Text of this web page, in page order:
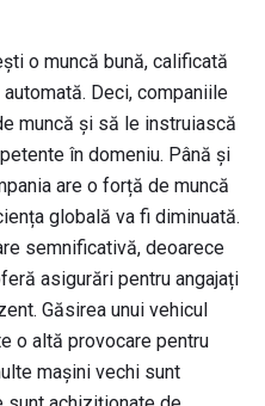
o muncă bună, calificată
Deci, companiile
muncă și să le instruiască
în domeniu. Până și
are o forță de muncă
globală va fi diminuată.
semnificativă, deoarece
asigurări pentru angajați
Găsirea unui vehicul
o altă provocare pentru
mașini vechi sunt